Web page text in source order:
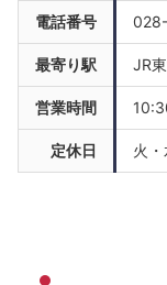
電話番号
最寄り駅 JR
営業時間
定休日 火・